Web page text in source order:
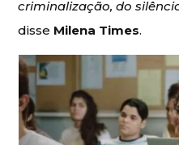
criminalização, do
disse Milena Times.